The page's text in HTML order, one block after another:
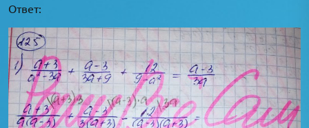
Ответ: